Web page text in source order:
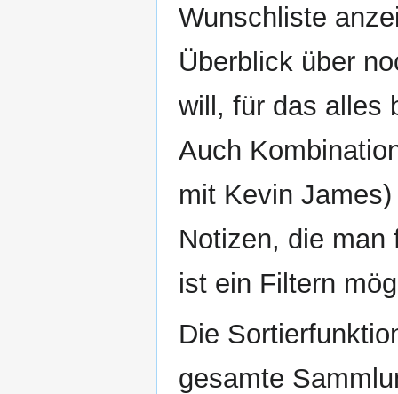
Wunschliste
Überblick über
will, für das alles
Auch
mit Kevin
Notizen, die man
ist ein Filtern
Die
gesamte